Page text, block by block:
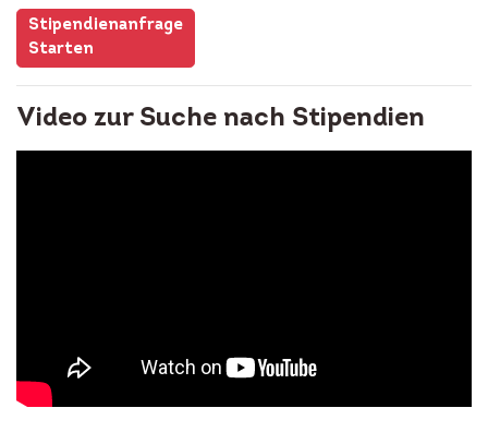
Stipendienanfrage
Starten
Video zur Suche nach Stipendien